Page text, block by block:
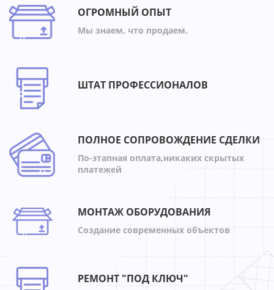
ОГРОМНЫЙ ОПЫТ
Мы знаем, что продаем.
ШТАТ ПРОФЕССИОНАЛОВ
ПОЛНОЕ СОПРОВОЖДЕНИЕ СДЕЛКИ
По-этапная оплата,никаких скрытых
платежей
МОНТАЖ ОБОРУДОВАНИЯ
Создание современных объектов
РЕМОНТ "ПОД КЛЮЧ"